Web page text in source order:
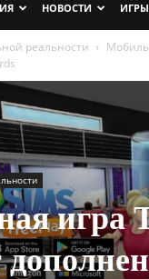
НОВОСТИ ИГРЫ
реальности
игра